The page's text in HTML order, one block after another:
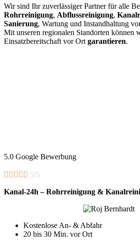
Wir sind Ihr zuverlässiger Partner für alle
Rohrreinigung, Abflussreinigung,
Sanierung, Wartung und Instandhaltung
Mit unseren regionalen Standorten können
Einsatzbereitschaft vor Ort garantieren.
5.0 Google Bewerbung
     5/5
Kanal-24h – Rohrreinigung &
Kostenlose An- & Abfahr
20 bis 30 Min. vor Ort